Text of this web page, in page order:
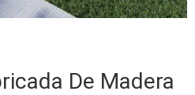
De Madera